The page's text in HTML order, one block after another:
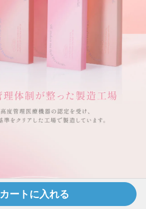
カートに入れる